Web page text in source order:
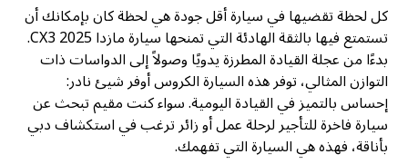
كل لحظة تقضيها في سيارة أقل جودة هي لحظة كان بإمكانك أن
تستمتع فيها بالثقة الهادئة التي تمنحها سيارة مازدا CX3 2025.
بدءًا من عجلة القيادة المطرزة يدويًا وصولاً إلى الدواسات ذات
التوازن المثالي، توفر هذه السيارة الكروس أوفر شيئ نادر:
إحساس بالتميز في القيادة اليومية. سواء كنت مقيم تبحث عن
سيارة فاخرة للتأجير لرحلة عمل أو زائر ترغب في استكشاف دبي
بأناقة، فهذه هي السيارة التي تفهمك.